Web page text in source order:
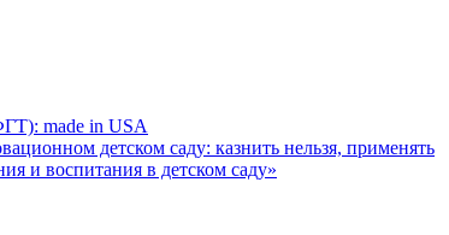
made in USA
детском саду: казнить нельзя, применять
и воспитания в детском саду»